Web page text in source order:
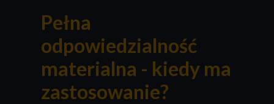
Pełna
odpowiedzialność
materialna - kiedy ma
zastosowanie?